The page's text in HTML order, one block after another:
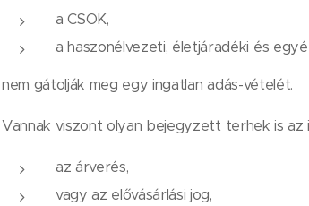
a CSOK,
a haszonélvezeti, életjáradéki és
nem gátolják meg egy ingatlan adás-vételét.
Vannak viszont olyan bejegyzett terhek is az
az árverés,
vagy az elővásárlási jog,